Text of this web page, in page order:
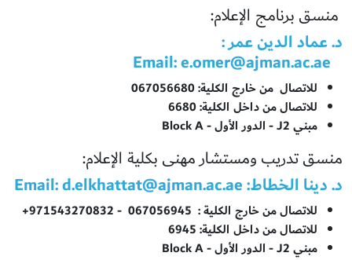
منسق برنامج الإعلام:
د. عماد الدين عمر :
e.omer@ajman.ac.ae
للاتصال من خارج الكلية:067056680
للاتصال من داخل الكلية: 6680
مبني J2 - الدور الأول - Block A
منسق تدريب ومستشار مهنى بكلية الإعلام:
د. دينا الخطاط: Email:d.elkhattat@ajman.ac.ae
للاتصال من خارج الكلية : 067056945 - 971543270832+
للاتصال من داخل الكلية: 6945
مبني J2 - الدور الأول - Block A